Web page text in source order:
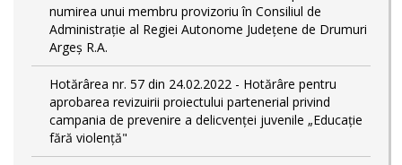
numirea unui membru provizoriu în Consiliul de
Administrație al Regiei Autonome Județene de Drumuri
Argeș R.A.
Hotărârea nr. 57 din 24.02.2022 - Hotărâre pentru
aprobarea revizuirii proiectului partenerial privind
campania de prevenire a delicvenței juvenile „Educație
fără violență"